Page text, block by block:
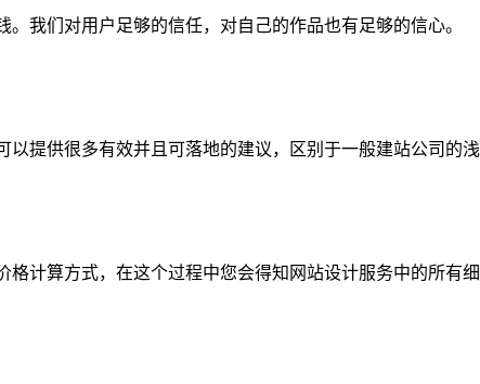
我们对用户足够的信任，对自己的作品也有足够的信心。
提供很多有效并且可落地的建议，区别于一般建站公司的
计算方式，在这个过程中您会得知网站设计服务中的所有